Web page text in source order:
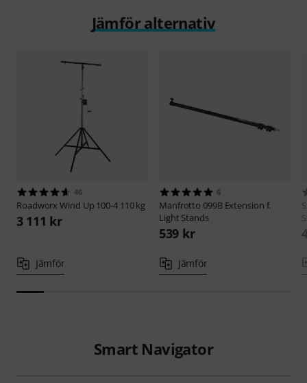
Jämför alternativ
46
RoadworxWind Up 100-4 110 kg
3 111 kr
Jämför
6
Manfrotto 099B Extension f.
Light Stands
539 kr
Jämför
Smart Navigator